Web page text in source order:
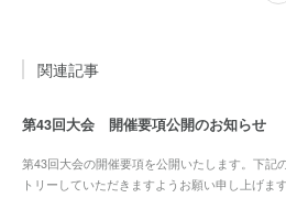
関連記事
第43回大会 開催要項公開のお知らせ
第43回大会の開催要項を公開いたします。下記
トリーしていただきますようお願い申し上げま